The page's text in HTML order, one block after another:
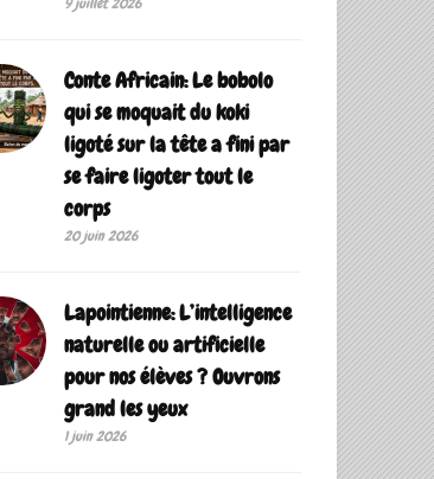
Conte Africain: Le bobolo
qui se moquait du koki
ligoté sur la tête a fini par
se faire ligoter tout le
corps
20 juin 2026
Lapointienne: L’intelligence
naturelle ou artificielle
pour nos élèves ? Ouvrons
grand les yeux
1 juin 2026